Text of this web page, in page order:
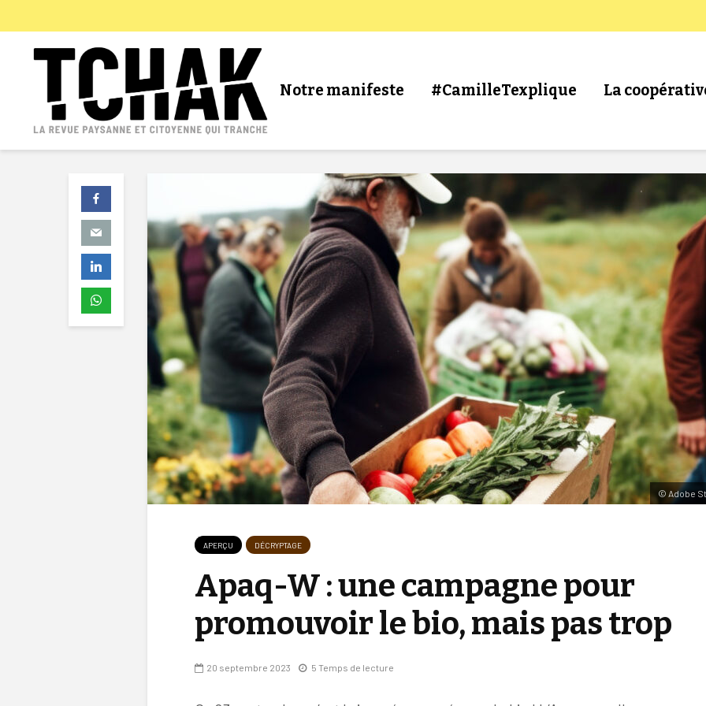
Notre manifeste #CamilleTexplique La
© Adobe
APERÇU DÉCRYPTAGE
Apaq-W : une campagne pour
promouvoir le bio, mais pas trop
20 septembre 2023 5 Temps de lecture